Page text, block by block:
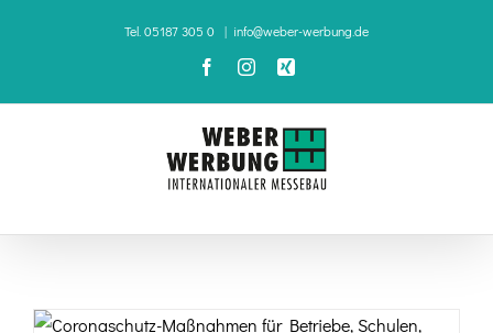
Tel. 05187 305 0 | info@weber-werbung.de
FacebookInstagram
Xing